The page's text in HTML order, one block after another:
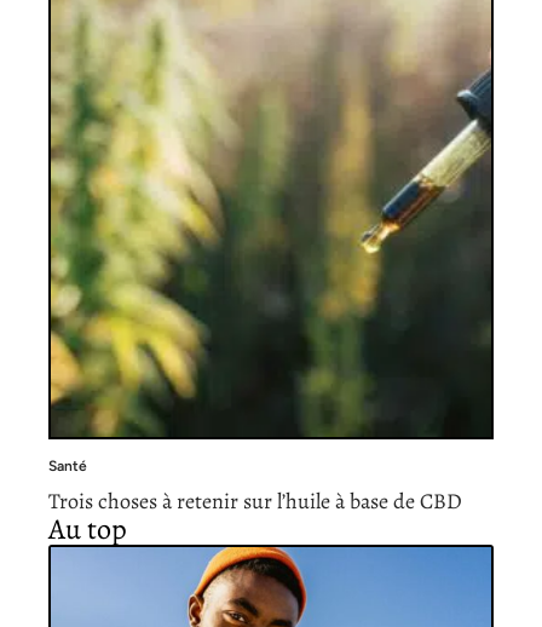
Santé
Trois choses à retenir sur l’huile à base de CBD
Au top